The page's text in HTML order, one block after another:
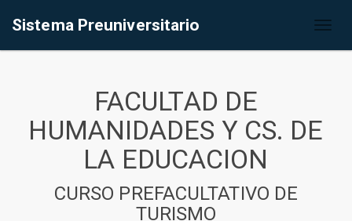
Sistema Preuniversitario
FACULTAD DE
HUMANIDADES Y CS. DE
LA EDUCACION
CURSO PREFACULTATIVO DE
TURISMO